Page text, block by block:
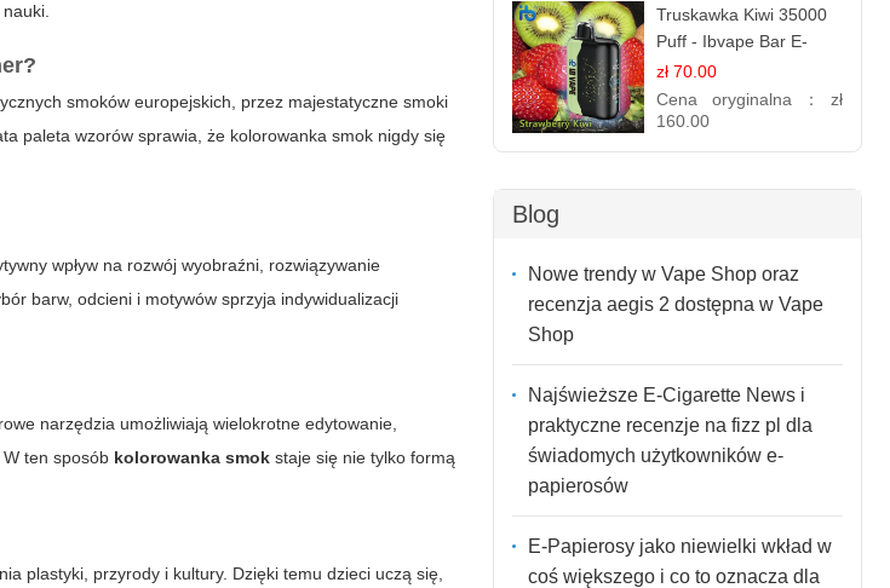
smoków europejskich, przez majestatyczne smoki
paleta wzorów sprawia, że kolorowanka smok nigdy się
wpływ na rozwój wyobraźni, rozwiązywanie
barw, odcieni i motywów sprzyja indywidualizacji
narzędzia umożliwiają wielokrotne edytowanie,
ten sposób kolorowanka smok staje się nie tylko formą
plastyki, przyrody i kultury. Dzięki temu dzieci uczą się,
Truskawka Kiwi 35000
Puff - Ibvape Bar E-
papierosy Jednorazowy
zł 70.00
Cena oryginalna： zł
160.00
Blog
Nowe trendy w Vape Shop oraz
recenzja aegis 2 dostępna w Vape
Shop
Najświeższe E-Cigarette News i
praktyczne recenzje na fizz pl dla
świadomych użytkowników e-
papierosów
E-Papierosy jako niewielki wkład w
coś większego i co to oznacza dla